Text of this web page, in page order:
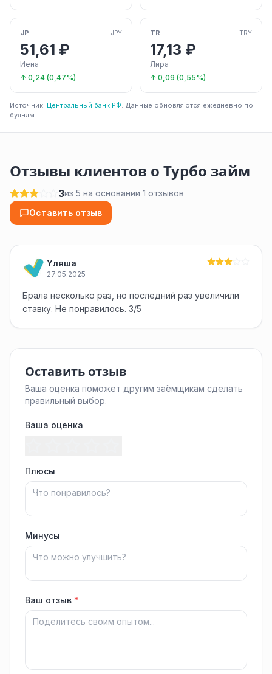
JP JPY
51,61 ₽
Иена
↑ 0,24 (0,47%)
TR TRY
17,13 ₽
Лира
↑ 0,09 (0,55%)
Источник: Центральный банк РФ. Данные обновляются ежедневно по
будням.
Отзывы клиентов о Турбо займ
3из 5 на основании 1 отзывов
Оставить отзыв
Yляша
27.05.2025
Брала несколько раз, но последний раз увеличили
ставку. Не понравилось. 3/5
Оставить отзыв
Ваша оценка поможет другим заёмщикам сделать
правильный выбор.
Ваша оценка
Плюсы
Минусы
Ваш отзыв *